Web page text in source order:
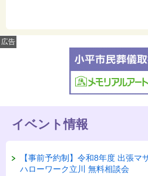
広告
イベント情報
【事前予約制】令和8年度 出張マ
ハローワーク立川 無料相談会